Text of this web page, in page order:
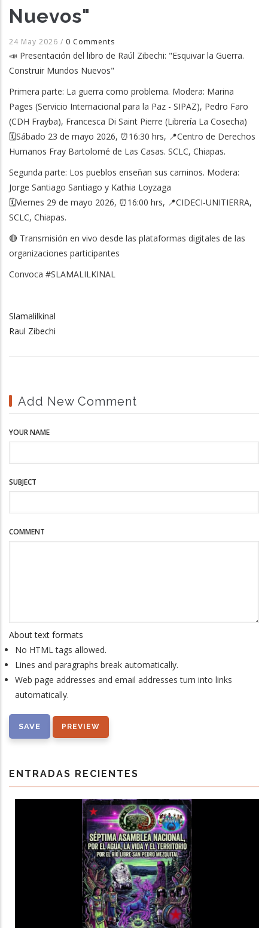
Nuevos"
24 May 2026 / 0 Comments
📣 Presentación del libro de Raúl Zibechi: "Esquivar la Guerra.
Construir Mundos Nuevos"
Primera parte: La guerra como problema. Modera: Marina
Pages (Servicio Internacional para la Paz - SIPAZ), Pedro Faro
(CDH Frayba), Francesca Di Saint Pierre (Librería La Cosecha)
🗓️Sábado 23 de mayo 2026, ⏰16:30 hrs, 📍Centro de Derechos
Humanos Fray Bartolomé de Las Casas. SCLC, Chiapas.
Segunda parte: Los pueblos enseñan sus caminos. Modera:
Jorge Santiago Santiago y Kathia Loyzaga
🗓️Viernes 29 de mayo 2026, ⏰16:00 hrs, 📍CIDECI-UNITIERRA,
SCLC, Chiapas.
🔴 Transmisión en vivo desde las plataformas digitales de las
organizaciones participantes
Convoca #SLAMALILKINAL
Slamalilkinal
Raul Zibechi
Add New Comment
YOUR NAME
SUBJECT
COMMENT
About text formats
No HTML tags allowed.
Lines and paragraphs break automatically.
Web page addresses and email addresses turn into links
automatically.
ENTRADAS RECIENTES